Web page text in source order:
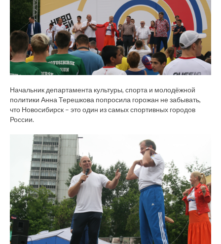
Начальник департамента культуры, спорта и молодёжной
политики Анна Терешкова попросила горожан не забывать,
что Новосибирск – это один из самых спортивных городов
России.